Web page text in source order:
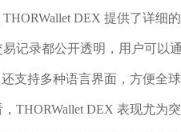
DEX 提供了详细
记录都公开透明，用户可以
支持多种语言界面，方便全
THORWallet DEX 表现尤为